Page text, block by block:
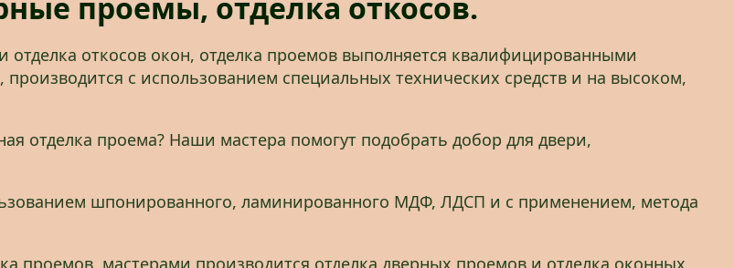
откосов окон, отделка проемов выполняется квалифицированными
с использованием специальных технических средств и на высоком,
отделка проема? Наши мастера помогут подобрать добор для двери,
шпонированного, ламинированного МДФ, ЛДСП и с применением, метода
проемов, мастерами производится отделка дверных проемов и отделка оконных